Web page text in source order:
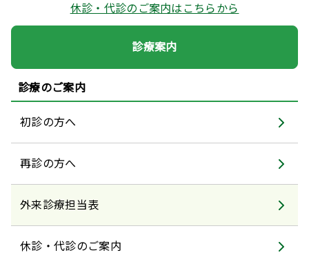
休診・代診のご案内はこちらから
診療案内
診療のご案内
初診の方へ
再診の方へ
外来診療担当表
休診・代診のご案内